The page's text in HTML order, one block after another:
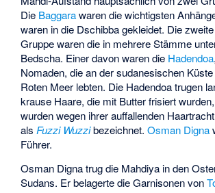
Die Baggarawaren die wichtigsten
waren in die Dschibba gekleidet. Die
Gruppe waren die in mehrere Stämme
Bedscha. Einer davon waren die Hadendoa,
Nomaden, die an der sudanesischen
Roten Meer lebten. Die Hadendoa trugen
krause Haare, die mit Butter frisiert
wurden wegen ihrer auffallenden
alsFuzzi Wuzzibezeichnet.Osman Digna
Führer.
Osman Digna trug die Mahdiya in den
Sudans. Er belagerte die Garnisonen von